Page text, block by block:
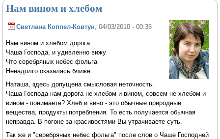
Нам вином и хлебом
Светлана Коппел-Ковтун, 04/03/2010 - 00:36
Нам вином и хлебом дорога
Чаша Господа, и удивленно вижу
Что серебряных небес фольга
Ненадолго оказалась ближе.
Наташа, здесь допущена смысловая неточность.
Чаша Господа нам дорога не хлебом и вином, совсем не хлебом и
вином - понимаете? Хлеб и вино - это обычные природные
вещества, продукты потребления. То есть получается обычная
неправда. В погоне за красивостями Вы утрачиваете суть.
Так же и "серебряных небес фольга" после слов о Чаше Господней